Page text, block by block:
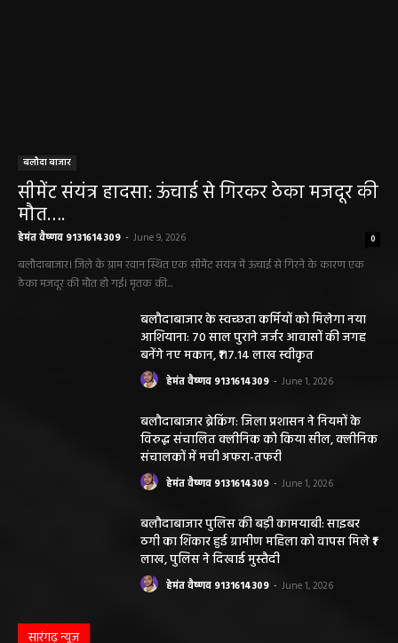
बलौदा बाजार
सीमेंट संयंत्र हादसा: ऊंचाई से गिरकर ठेका मजदूर की
मौत….
हेमंत वैष्णव 9131614309 - June 9, 2026 0
बलौदाबाजार। जिले के ग्राम रवान स्थित एक सीमेंट संयंत्र में ऊंचाई से गिरने के कारण एक
ठेका मजदूर की मौत हो गई। मृतक की...
बलौदाबाजार के स्वच्छता कर्मियों को मिलेगा नया
आशियाना: 70 साल पुराने जर्जर आवासों की जगह
बनेंगे नए मकान, ₹117.14 लाख स्वीकृत
हेमंत वैष्णव 9131614309 - June 1, 2026
बलौदाबाजार ब्रेकिंग: जिला प्रशासन ने नियमों के
विरुद्ध संचालित क्लीनिक को किया सील, क्लीनिक
संचालकों में मची अफरा-तफरी
हेमंत वैष्णव 9131614309 - June 1, 2026
बलौदाबाजार पुलिस की बड़ी कामयाबी: साइबर
ठगी का शिकार हुई ग्रामीण महिला को वापस मिले ₹1
लाख, पुलिस ने दिखाई मुस्तैदी
हेमंत वैष्णव 9131614309 - June 1, 2026
सारंगढ़ न्यूज़